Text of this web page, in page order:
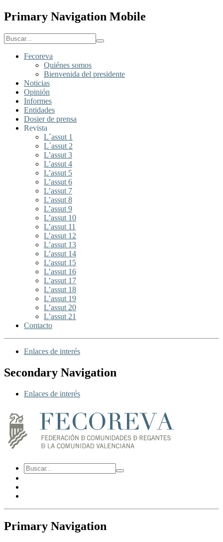
Primary Navigation Mobile
Fecoreva
Quiénes somos
Bienvenida del presidente
Noticias
Opinión
Informes
Entidades
Dosier de prensa
Revista
L´assut 1
L´assut 2
L’assut 3
L’assut 4
L’assut 5
L’assut 6
L’assut 7
L’assut 8
L’assut 9
L’assut 10
L’assut 11
L’assut 12
L’assut 13
L’assut 14
L’assut 15
L’assut 16
L’assut 17
L’assut 18
L’assut 19
L’assut 20
L’assut 21
Contacto
Enlaces de interés
Secondary Navigation
Enlaces de interés
Primary Navigation